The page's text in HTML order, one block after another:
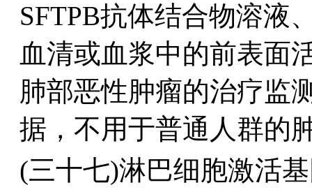
SFTPB抗体结合物溶液
血清或血浆中的前表面
肺部恶性肿瘤的治疗监
据，不用于普通人群的
(三十七)淋巴细胞激活